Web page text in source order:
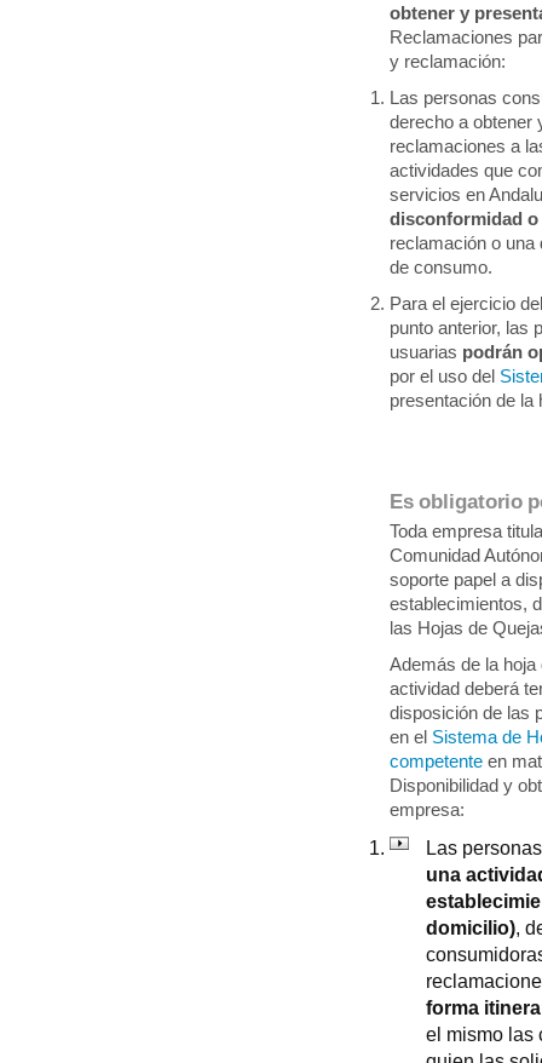
obtener y
Reclamaciones
y reclamación:
Las personas
derecho a obtener
reclamaciones a
actividades que
servicios en
disconformidad o
reclamación o una
de consumo.
Para el ejercicio
punto anterior, las
usuarias podrán
por el uso del
presentación de
Es obligatorio
Toda empresa
Comunidad
soporte papel a
establecimientos,
las Hojas de
Además de la
actividad deberá
disposición de las
en el Sistema de
competente en
Disponibilidad y
empresa:
Las
una
domicilio),
forma
el mismo las